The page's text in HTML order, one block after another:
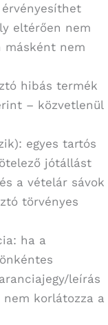
eltérően nem
másként nem
hibás termék
– közvetlenül
egyes tartós
jótállást
a vételár sávok
törvényes
ha a
leírás
korlátozza a